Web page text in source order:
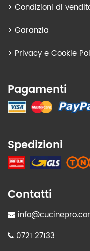
> Condizioni di
> Garanzia
> Privacy e Cookie
Pagamenti
Spedizioni
Contatti
0721 27133